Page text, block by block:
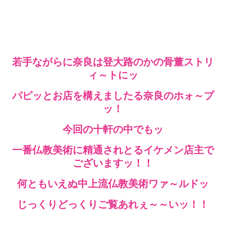
若手ながらに奈良は登大路のかの骨董ストリ
ィ～トにッ
パピッとお店を構えましたる奈良のホォ～プ
ッ！
今回の十軒の中でもッ
一番仏教美術に精通されとるイケメン店主で
ございますッ！！
何ともいえぬ中上流仏教美術ワァ～ルドッ
じっくりどっくりご覧あれぇ～～いッ！！